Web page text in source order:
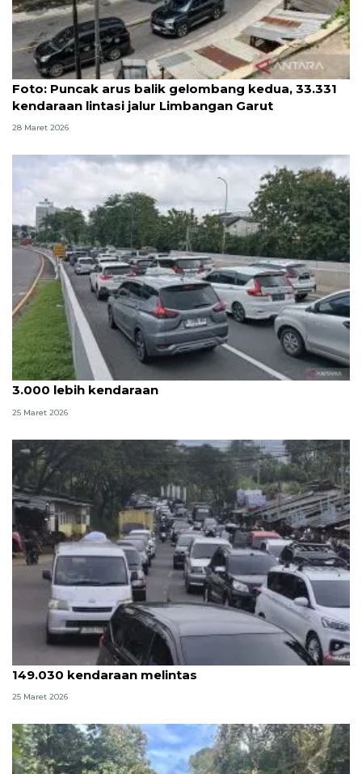
Foto
Foto: Puncak arus balik gelombang kedua, 33.331
kendaraan lintasi jalur Limbangan Garut
28 Maret 2026
Trafik arus balik di Kalilangkung Semarang masih
3.000 lebih kendaraan
25 Maret 2026
Puncak arus balik Nagreg terjadi H+3 dengan
149.030 kendaraan melintas
25 Maret 2026